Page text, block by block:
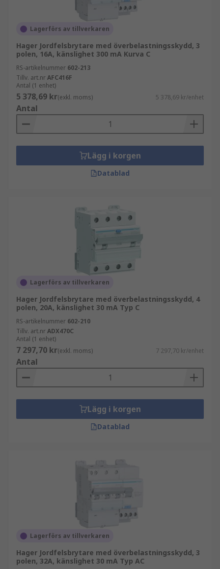
Lagerförs av tillverkaren
Hager Jordfelsbrytare med överbelastningsskydd, 3
polen, 16A, känslighet 300 mA Kurva C
RS-artikelnummer 602-213
Tillv. art.nrAFC416F
Antal (1 enhet)
5 378,69 kr(exkl. moms) 5 378,69 kr/enhet
Antal
Lägg i korgen
Datablad
Lagerförs av tillverkaren
Hager Jordfelsbrytare med överbelastningsskydd, 4
polen, 20A, känslighet 30 mA Typ C
RS-artikelnummer 602-210
Tillv. art.nrADX470C
Antal (1 enhet)
7 297,70 kr(exkl. moms) 7 297,70 kr/enhet
Antal
Lägg i korgen
Datablad
Lagerförs av tillverkaren
Hager Jordfelsbrytare med överbelastningsskydd, 3
polen, 32A, känslighet 30 mA Typ AC